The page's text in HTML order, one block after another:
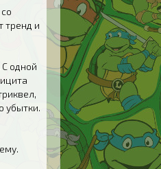
тренд и
одной
убытки.